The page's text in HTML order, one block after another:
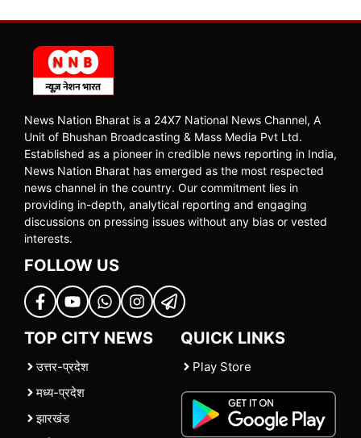
News Nation Bharat is a 24X7 National News Channel, A
Unit of Bhushan Broadcasting & Mass Media Pvt Ltd.
Established as a pioneer in credible news reporting in India,
News Nation Bharat has emerged as the most respected
news channel in the country. Our commitment lies in
providing in-depth, analytical reporting and engaging
discussions on pressing issues without any bias or vested
interests.
FOLLOW US
TOP CITY NEWS
उत्तर-प्रदेश
मध्य-प्रदेश
झारखंड
QUICK LINKS
Play Store